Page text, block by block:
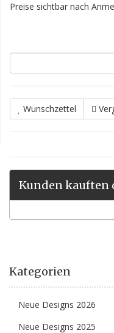
Preise sichtbar nach
Wunschzettel
Kunden kauften
Kategorien
Neue Designs 2026
Neue Designs 2025